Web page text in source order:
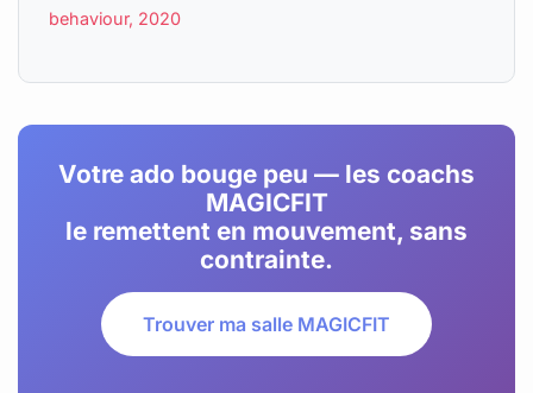
behaviour, 2020
Votre ado bouge peu — les coachs
MAGICFIT
le remettent en mouvement, sans
contrainte.
Trouver ma salle MAGICFIT